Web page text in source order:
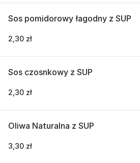
Sos pomidorowy łagodny z SUP
2,30 zł
Sos czosnkowy z SUP
2,30 zł
Oliwa Naturalna z SUP
3,30 zł